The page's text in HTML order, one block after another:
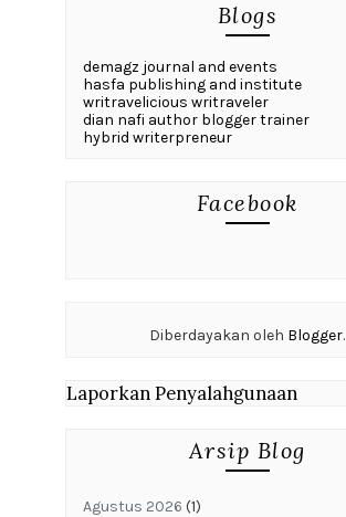
Blogs
demagz journal and events
hasfa publishing and institute
writravelicious writraveler
dian nafi author blogger trainer
hybrid writerpreneur
Facebook
Diberdayakan oleh Blogger.
Laporkan Penyalahgunaan
Arsip Blog
Agustus 2026 (1)